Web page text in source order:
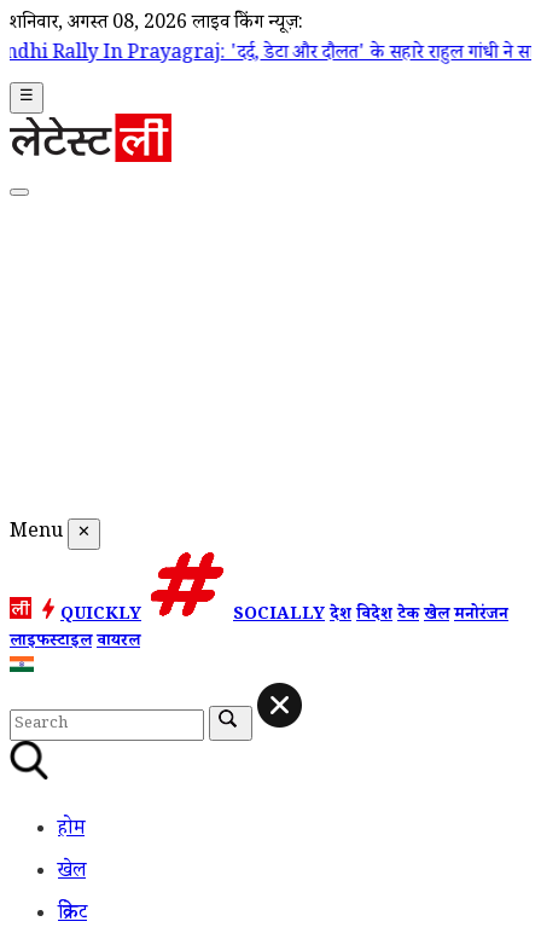
शनिवार, अगस्त 08, 2026 लाइव ब्रेकिंग न्यूज़:
'दर्द, डेटा और दौलत' के सहारे राहुल गांधी ने साधा केंद्र पर
☰
Menu ✕
QUICKLY SOCIALLYदेशविदेशटेकखेलमनोरंजन
लाइफस्टाइलवायरल
होम
खेल
क्रिकेट